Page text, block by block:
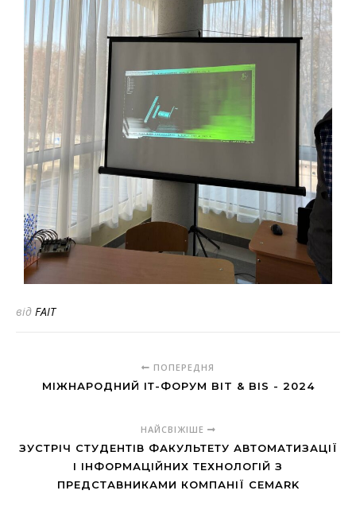
від FAIT
ПОПЕРЕДНЯ
МІЖНАРОДНИЙ ІТ-ФОРУМ BIT & BIS - 2024
НАЙСВІЖІШЕ
ЗУСТРІЧ СТУДЕНТІВ ФАКУЛЬТЕТУ АВТОМАТИЗАЦІЇ
І ІНФОРМАЦІЙНИХ ТЕХНОЛОГІЙ З
ПРЕДСТАВНИКАМИ КОМПАНІЇ CEMARK